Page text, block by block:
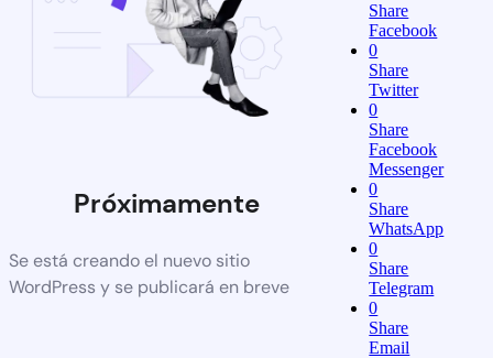
Próximamente
Se está creando el nuevo sitio
WordPress y se publicará en breve
Share
Facebook
0
Share
Twitter
0
Share
Facebook
Messenger
0
Share
WhatsApp
0
Share
Telegram
0
Share
Email